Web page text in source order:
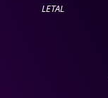
LETAL